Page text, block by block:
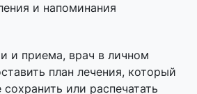
и напоминания
и приема, врач в личном
план лечения, который
или распечатать